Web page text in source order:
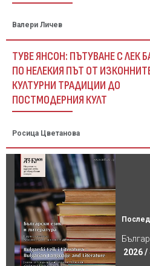
Валери Личев
ТУВЕ ЯНСОН: ПЪТУВАНЕ С ЛЕК
ПО НЕЛЕКИЯ ПЪТ ОТ
КУЛТУРНИ ТРАДИЦИИ ДО
ПОСТМОДЕРНИЯ КУЛТ
Росица Цветанова
2026 /